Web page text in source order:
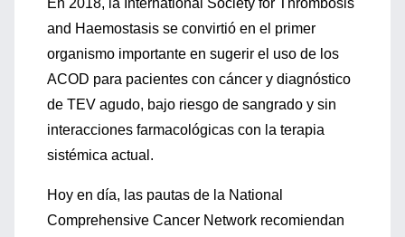
En 2018, la International Society for Thrombosis
and Haemostasis se convirtió en el primer
organismo importante en sugerir el uso de los
ACOD para pacientes con cáncer y diagnóstico
de TEV agudo, bajo riesgo de sangrado y sin
interacciones farmacológicas con la terapia
sistémica actual.
Hoy en día, las pautas de la National
Comprehensive Cancer Network recomiendan